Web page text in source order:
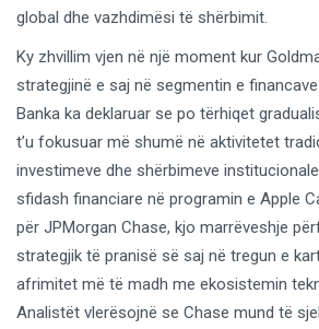
global dhe vazhdimësi të shërbimit.
Ky zhvillim vjen në një moment kur
strategjinë e saj në segmentin e
Banka ka deklaruar se po tërhiqet
t’u fokusuar më shumë në aktivitetet
investimeve dhe shërbimeve
sfidash financiare në programin e Apple
për JPMorgan Chase, kjo marrëveshje
strategjik të pranisë së saj në tregun e
afrimitet më të madh me ekosistemin
Analistët vlerësojnë se Chase mund të